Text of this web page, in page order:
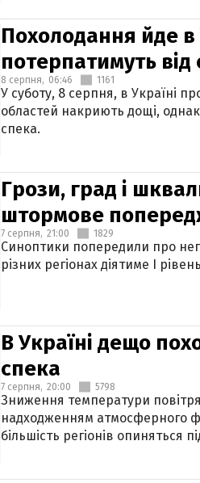
Похолодання йде в
потерпатимуть
8 серпня, 06:46 1161
У суботу, 8 серпня, в Україні
областей накриють дощі, однак
спека.
Грози, град і
штормове
7 серпня, 21:00 1829
Синоптики попередили про
різних регіонах діятиме І
В Україні дещо
спека
7 серпня, 20:00 5798
Зниження температури повітря
надходженням атмосферного
більшість регіонів опиняться